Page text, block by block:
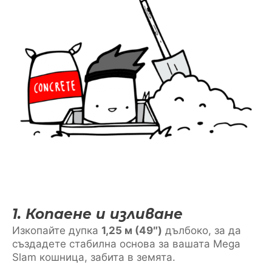
1. Копаене и изливане
Изкопайте дупка 1,25 м (49″) дълбоко, за да
създадете стабилна основа за вашата Mega
Slam кошница, забита в земята.